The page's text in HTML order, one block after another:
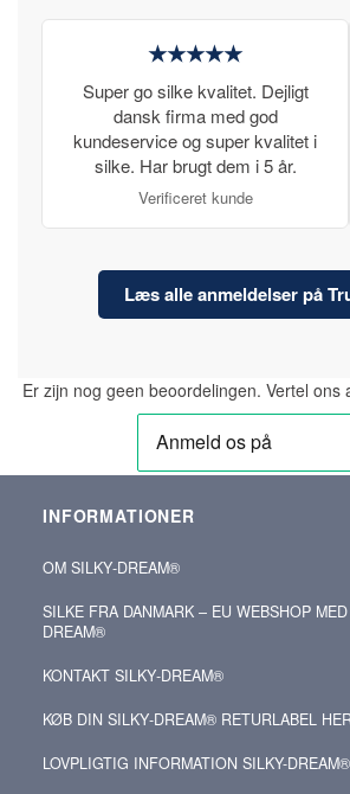
★★★★★
Super go silke kvalitet. Dejligt
dansk firma med god
kundeservice og super kvalitet i
silke. Har brugt dem i 5 år.
Verificeret kunde
Læs alle anmeldelser på
Er zijn nog geen beoordelingen. Vertel ons
INFORMATIONER
OM SILKY‑DREAM®
SILKE FRA DANMARK – EU WEBSHOP
DREAM®
KONTAKT SILKY‑DREAM®
KØB DIN SILKY‑DREAM® RETURLABEL
LOVPLIGTIG INFORMATION SILKY-DREAM®